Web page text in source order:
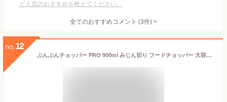
ど人気のおすすめを教えてください。
全てのおすすめコメント (3件) >
no. 12
ぶんぶんチョッパー PRO 900ml みじん切り フードチョッパー 大容量 離乳食 食洗機対応 電源不要 下ごしらえ 調理器具 野菜 下ごしらえ 生クリーム 時短調理 キッチン 便利グッズ スライサー フードプロセッサー トライタン 内蓋